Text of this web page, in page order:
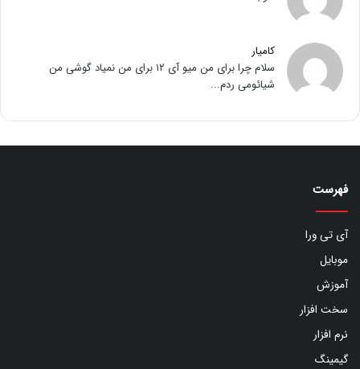
کامیار
سلام چرا برای من میو آی ۱۲ برای من نمیاد گوشی من
شیائومی ردم...
فهرست
آی تی ورا
موبایل
آموزش
سخت افزار
نرم افزار
گیمینگ